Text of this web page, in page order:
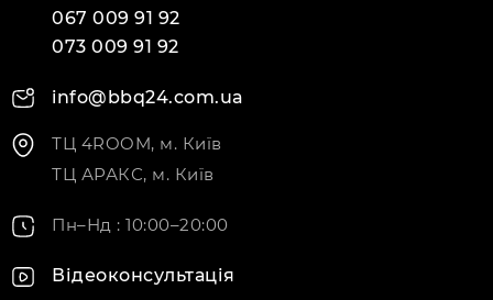
067 009 91 92
073 009 91 92
info@bbq24.com.ua
ТЦ 4ROOM, м. Київ
ТЦ АРАКС, м. Київ
Пн–Нд : 10:00–20:00
Відеоконсультація